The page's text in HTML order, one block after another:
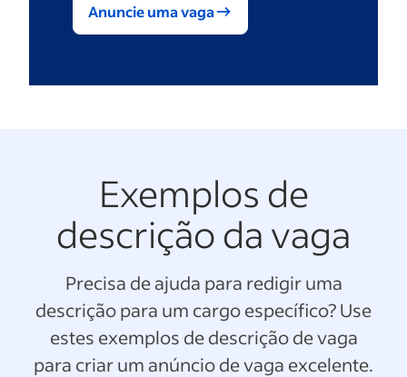
Anuncie uma vaga
Exemplos de
descrição da vaga
Precisa de ajuda para redigir uma
descrição para um cargo específico? Use
estes exemplos de descrição de vaga
para criar um anúncio de vaga excelente.